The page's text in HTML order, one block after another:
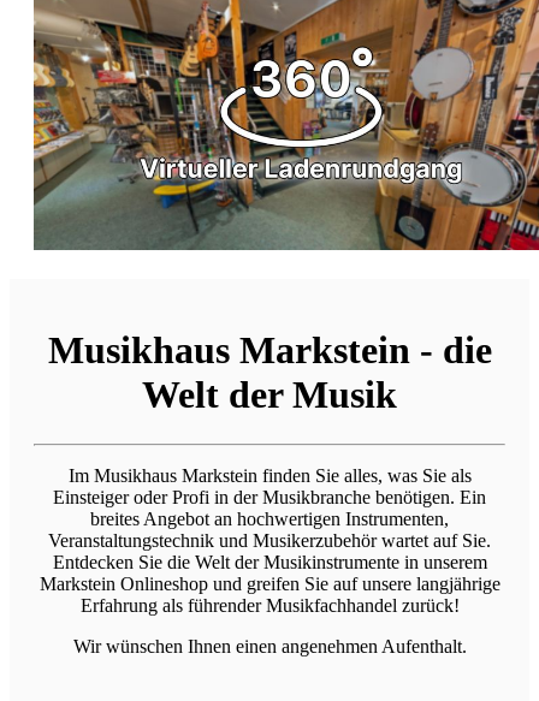
Musikhaus Markstein - die
Welt der Musik
Im Musikhaus Markstein finden Sie alles, was Sie als
Einsteiger oder Profi in der Musikbranche benötigen. Ein
breites Angebot an hochwertigen Instrumenten,
Veranstaltungstechnik und Musikerzubehör wartet auf Sie.
Entdecken Sie die Welt der Musikinstrumente in unserem
Markstein Onlineshop und greifen Sie auf unsere langjährige
Erfahrung als führender Musikfachhandel zurück!
Wir wünschen Ihnen einen angenehmen Aufenthalt.